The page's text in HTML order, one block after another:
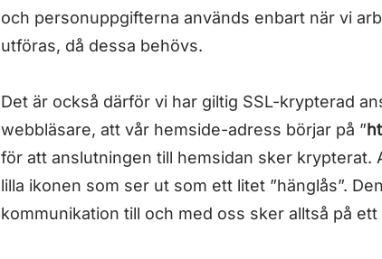
och personuppgifterna används enbart när vi
utföras, då dessa behövs.
Det är också därför vi har giltig SSL-krypterad
webbläsare, att vår hemside-adress börjar på ”
för att anslutningen till hemsidan sker krypterat.
lilla ikonen som ser ut som ett litet ”hänglås”.
kommunikation till och med oss sker alltså på